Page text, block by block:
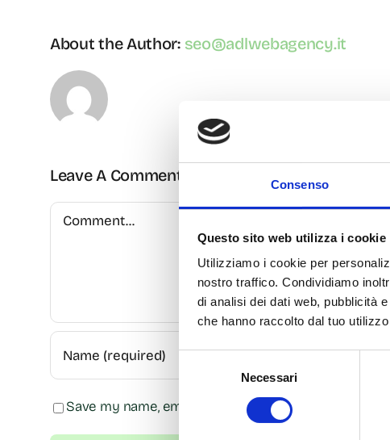
Consenso
Questo sito web utilizza i cookie
Utilizziamo i cookie per
nostro traffico. Condividiamo
di analisi dei dati web, pubblicità
che hanno raccolto dal tuo
del
Necessari
About the Author: seo@adlwebagency.it
Leave A Comment
Comment
Save my name, email, and website in this browser